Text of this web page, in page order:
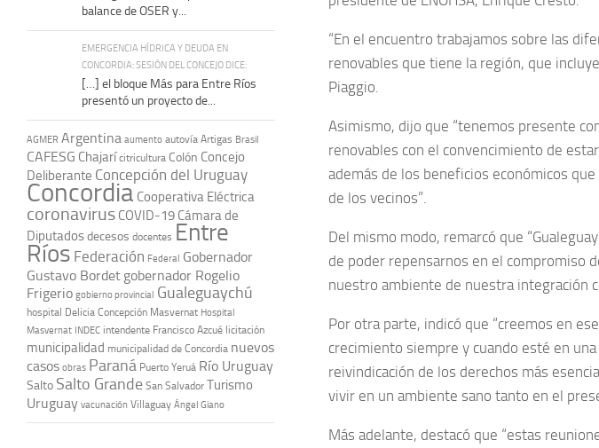
“En el encuentro trabajamos sobre las
renovables que tiene la región, que
Piaggio.
Asimismo, dijo que “tenemos presente
renovables con el convencimiento de
además de los beneficios económicos
de los vecinos”.
Del mismo modo, remarcó que
de poder repensarnos en el compromiso
nuestro ambiente de nuestra integración
Por otra parte, indicó que “creemos en
crecimiento siempre y cuando esté en
reivindicación de los derechos más
vivir en un ambiente sano tanto en el
Más adelante, destacó que “estas
balance de OSER y...
EMERGENCIA HÍDRICA Y DEUDA EN
CONCORDIA: SESIÓN DEL CONCEJO DICE:
[…] el bloque Más para Entre Ríos
presentó un proyecto de...
AGMER Argentina aumento autovía Artigas Brasil
CAFESG Chajarí citricultura Colón Concejo
Deliberante Concepción del Uruguay
Concordia Cooperativa Eléctrica
coronavirus COVID-19 Cámara de
Diputadosdecesos docentes Entre
Ríos Federación Federal Gobernador
Gustavo Bordet gobernador Rogelio
Frigerio gobierno provincial Gualeguaychú
hospital Delicia Concepción Masvernat Hospital
Masvernat INDEC intendente Francisco Azcué licitación
municipalidad municipalidad de Concordia nuevos
casos obras Paraná Puerto Yeruá Río Uruguay
Salto Salto Grande San Salvador Turismo
Uruguay vacunación Villaguay Ángel Giano